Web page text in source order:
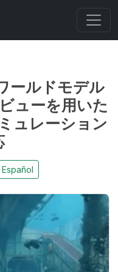
ールドモデル
ューを用いた
ュレーション
Español